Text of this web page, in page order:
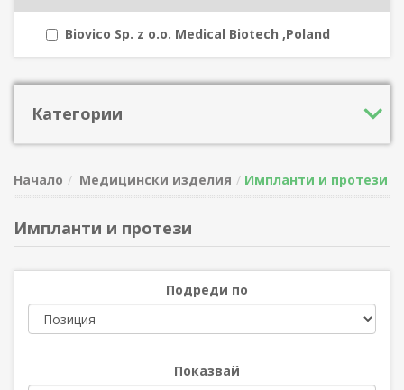
Biovico Sp. z o.o. Medical Biotech ,Poland
Категории
Начало Медицински изделия Импланти и протези
Импланти и протези
Подреди по
Показвай